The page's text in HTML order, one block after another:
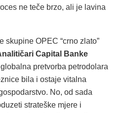
ne teče brzo, ali je lavina
skupine OPEC “crno zlato”
Capital Banke
pretvorba petrodolara
bila i ostaje vitalna
No, od sada
strateške mjere i